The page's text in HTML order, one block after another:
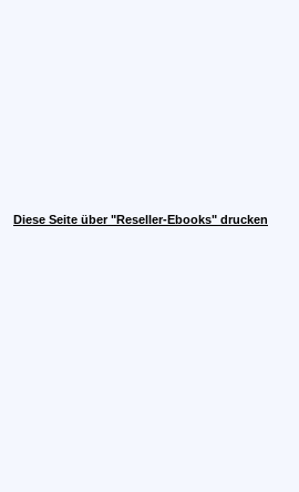
Diese Seite über "Reseller-Ebooks" drucken